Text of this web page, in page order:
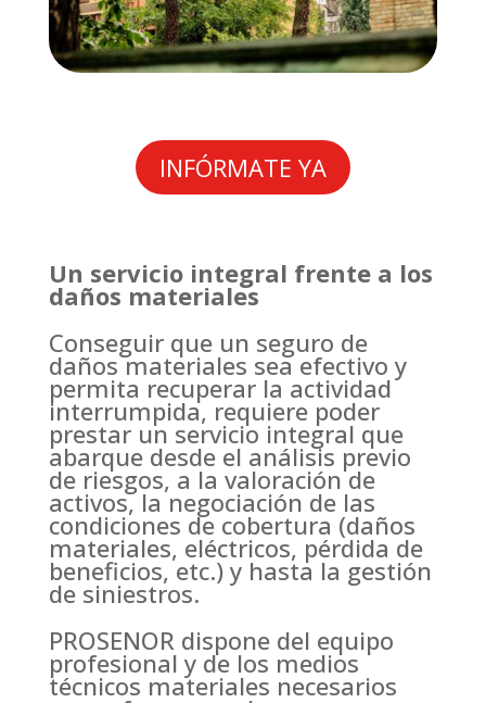
INFÓRMATE YA
Un servicio integral frente a los
daños materiales
Conseguir que un seguro de
daños materiales sea efectivo y
permita recuperar la actividad
interrumpida, requiere poder
prestar un servicio integral que
abarque desde el análisis previo
de riesgos, a la valoración de
activos, la negociación de las
condiciones de cobertura (daños
materiales, eléctricos, pérdida de
beneficios, etc.) y hasta la gestión
de siniestros.
PROSENOR dispone del equipo
profesional y de los medios
técnicos materiales necesarios